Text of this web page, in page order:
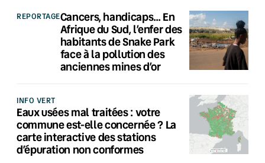
REPORTAGECancers, handicaps… En
Afrique du Sud, l’enfer des
habitants de Snake Park
face à la pollution des
anciennes mines d’or
INFO VERT
Eaux usées mal traitées : votre
commune est-elle concernée ? La
carte interactive des stations
d’épuration non conformes